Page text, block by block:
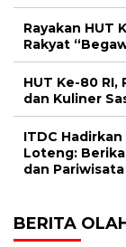
Rayakan HUT
Rakyat
HUT Ke-80
dan Kuliner
ITDC
Loteng:
dan
BERITA